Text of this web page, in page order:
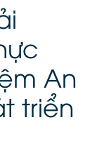
An
triển